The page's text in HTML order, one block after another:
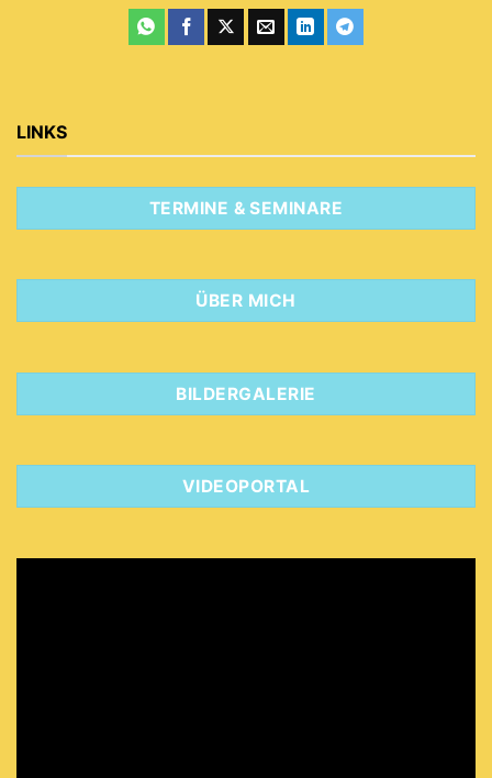
LINKS
TERMINE & SEMINARE
ÜBER MICH
BILDERGALERIE
VIDEOPORTAL